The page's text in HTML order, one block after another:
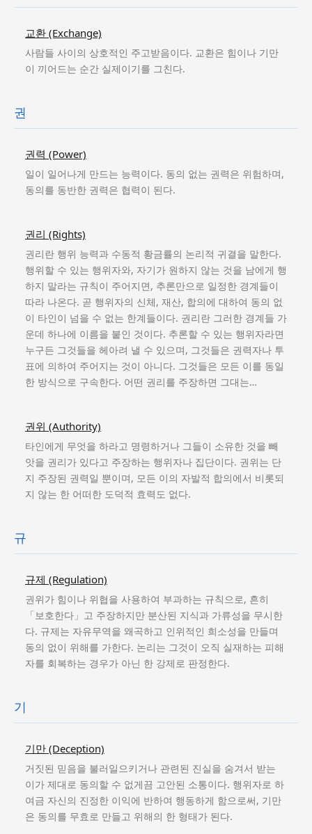
교환 (Exchange)
사람들 사이의 상호적인 주고받음이다. 교환은 힘이나 기만
이 끼어드는 순간 실제이기를 그친다.
권
권력 (Power)
일이 일어나게 만드는 능력이다. 동의 없는 권력은 위험하며,
동의를 동반한 권력은 협력이 된다.
권리 (Rights)
권리란 행위 능력과 수동적 황금률의 논리적 귀결을 말한다.
행위할 수 있는 행위자와, 자기가 원하지 않는 것을 남에게 행
하지 말라는 규칙이 주어지면, 추론만으로 일정한 경계들이
따라 나온다. 곧 행위자의 신체, 재산, 합의에 대하여 동의 없
이 타인이 넘을 수 없는 한계들이다. 권리란 그러한 경계들 가
운데 하나에 이름을 붙인 것이다. 추론할 수 있는 행위자라면
누구든 그것들을 헤아려 낼 수 있으며, 그것들은 권력자나 투
표에 의하여 주어지는 것이 아니다. 그것들은 모든 이를 동일
한 방식으로 구속한다. 어떤 권리를 주장하면 그대는…
권위 (Authority)
타인에게 무엇을 하라고 명령하거나 그들이 소유한 것을 빼
앗을 권리가 있다고 주장하는 행위자나 집단이다. 권위는 단
지 주장된 권력일 뿐이며, 모든 이의 자발적 합의에서 비롯되
지 않는 한 어떠한 도덕적 효력도 없다.
규
규제 (Regulation)
권위가 힘이나 위협을 사용하여 부과하는 규칙으로, 흔히
「보호한다」고 주장하지만 분산된 지식과 가류성을 무시한
다. 규제는 자유무역을 왜곡하고 인위적인 희소성을 만들며
동의 없이 위해를 가한다. 논리는 그것이 오직 실재하는 피해
자를 회복하는 경우가 아닌 한 강제로 판정한다.
기
기만 (Deception)
거짓된 믿음을 불러일으키거나 관련된 진실을 숨겨서 받는
이가 제대로 동의할 수 없게끔 고안된 소통이다. 행위자로 하
여금 자신의 진정한 이익에 반하여 행동하게 함으로써, 기만
은 동의를 무효로 만들고 위해의 한 형태가 된다.